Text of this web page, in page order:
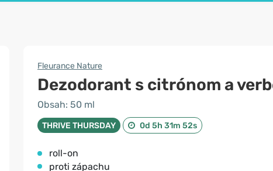
Fleurance Nature
Dezodorant s citrónom a
Obsah: 50 ml
THRIVE THURSDAY 0d 5h 31m 51s
roll-on
proti zápachu